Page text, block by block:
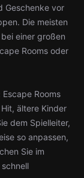
Geschenke vor
Die meisten
einer großen
Rooms oder
Rooms
ältere Kinder
dem Spielleiter,
so anpassen,
Sie im